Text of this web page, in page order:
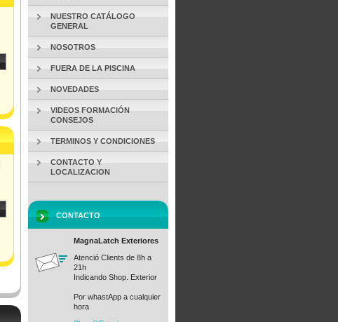
NUESTRO CATÁLOGO
GENERAL
NOSOTROS
FUERA DE LA PISCINA
NOVEDADES
VIDEOS FORMACIÓN
CONSEJOS
TERMINOS Y CONDICIONES
CONTACTO Y
LOCALIZACION
CONTACTO
MagnaLatch Exteriores
Atenció Clients de 8h a
21h
Indicando Shop. Exterior
Por whastApp a cualquier
hora